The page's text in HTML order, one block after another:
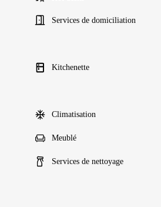
Services de domiciliation
Kitchenette
Climatisation
Meublé
Services de nettoyage